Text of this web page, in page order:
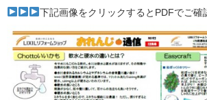
下記画像をクリックするとPDFでご確